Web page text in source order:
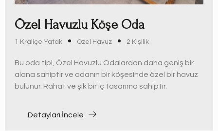
Özel Havuzlu Köşe Oda
1 Kraliçe Yatak Özel Havuz 2 Kişilik
Bu oda tipi, Özel Havuzlu Odalardan daha geniş bir
alana sahiptir ve odanın bir köşesinde özel bir havuz
bulunur. Rahat ve şık bir iç tasarıma sahiptir.
Detayları İncele